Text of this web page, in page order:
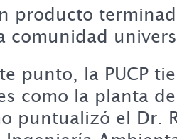
producto
comunidad
punto, la PUCP
como la planta
puntualizó el Dr.